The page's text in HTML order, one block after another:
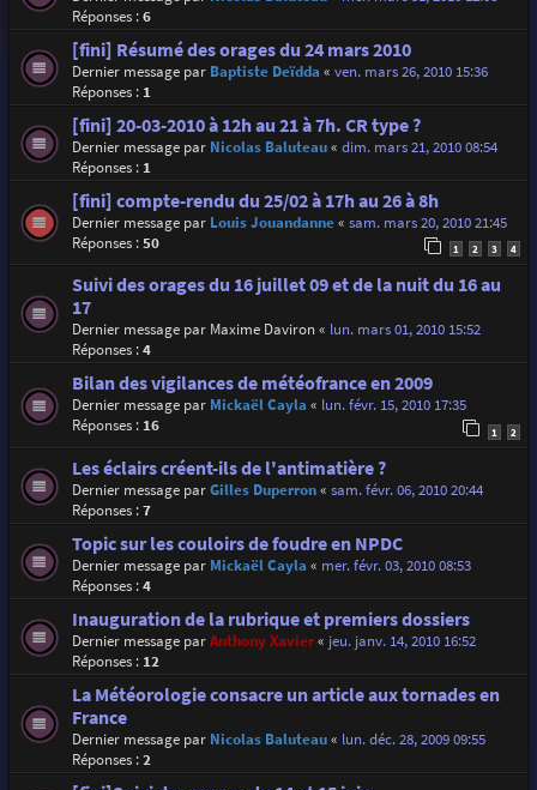
Réponses :6
[fini] Résumé des orages du 24 mars 2010
Dernier message par Baptiste Deïdda « ven. mars 26, 2010 15:36
Réponses : 1
[fini] 20-03-2010 à 12h au 21 à 7h. CR type ?
Dernier message par Nicolas Baluteau« dim. mars 21, 2010 08:54
Réponses : 1
[fini] compte-rendu du 25/02 à 17h au 26 à 8h
Dernier message par Louis Jouandanne« sam. mars 20, 2010 21:45
Réponses :50 1 2 3 4
Suivi des orages du 16 juillet 09 et de la nuit du 16 au
17
Dernier message par Maxime Daviron« lun. mars 01, 2010 15:52
Réponses :4
Bilan des vigilances de météofrance en 2009
Dernier message par Mickaël Cayla « lun. févr. 15, 2010 17:35
Réponses : 16 1 2
Les éclairs créent-ils de l'antimatière ?
Dernier message parGilles Duperron« sam. févr. 06, 2010 20:44
Réponses :7
Topic sur les couloirs de foudre en NPDC
Dernier message par Mickaël Cayla « mer. févr. 03, 2010 08:53
Réponses :4
Inauguration de la rubrique et premiers dossiers
Dernier message parAnthony Xavier« jeu. janv. 14, 2010 16:52
Réponses : 12
La Météorologie consacre un article aux tornades en
France
Dernier message par Nicolas Baluteau« lun. déc. 28, 2009 09:55
Réponses :2